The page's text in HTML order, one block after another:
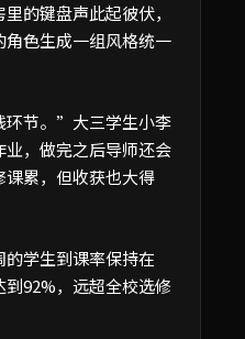
的键盘声此起彼伏，
色生成一组风格统一
环节。”大三学生小李
，做完之后导师还会
课累，但收获也大得
学生到课率保持在
92%，远超全校选修